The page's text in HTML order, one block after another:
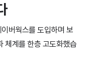
버웍스를 도입하며 보
체계를 한층 고도화했습